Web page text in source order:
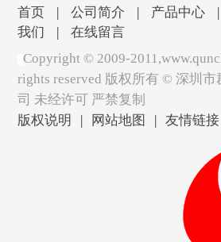
首页| 公司简介 | 产品中心
我们 | 在线留言
Copyright © 2009-
rights reserved 版权所有 © 深圳市
司 未经许可 严禁复制
版权说明 | 网站地图 | 友情链接